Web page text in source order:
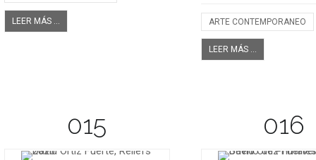
LEER MÁS ... ARTE CONTEMPORANEO
LEER MÁS ...
015 016